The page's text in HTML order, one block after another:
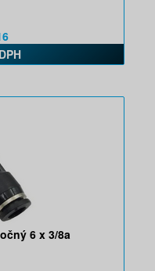
6 x 3/8a